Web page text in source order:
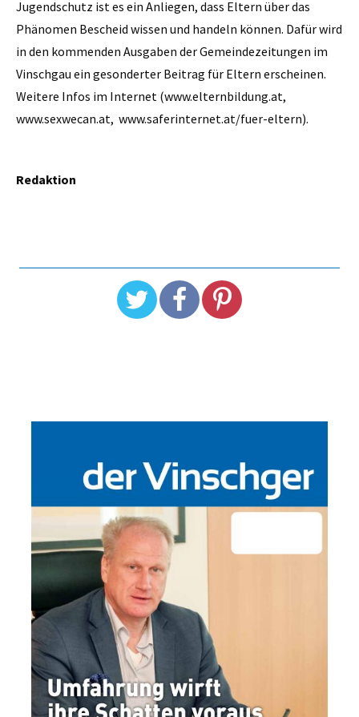
Jugendschutz ist es ein Anliegen, dass Eltern über das
Phänomen Bescheid wissen und handeln können. Dafür wird
in den kommenden Ausgaben der Gemeindezeitungen im
Vinschgau ein gesonderter Beitrag für Eltern erscheinen.
Weitere Infos im Internet (www.elternbildung.at,
www.sexwecan.at, www.saferinternet.at/fuer-eltern).
Redaktion